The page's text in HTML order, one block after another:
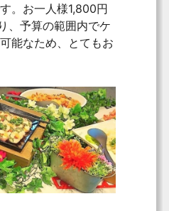
。お一人様1,800円
、予算の範囲内でケ
能なため、とてもお